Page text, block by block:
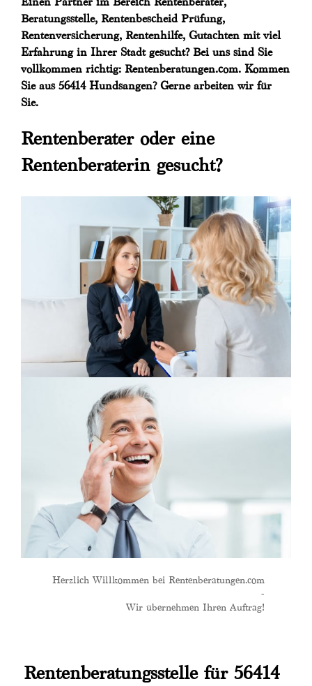
Beratungsstelle, Rentenbescheid Prüfung,
Rentenversicherung, Rentenhilfe, Gutachten mit viel
Erfahrung in Ihrer Stadt gesucht? Bei uns sind Sie
vollkommen richtig: Rentenberatungen.com. Kommen
Sie aus 56414 Hundsangen? Gerne arbeiten wir für
Sie.
Rentenberater oder eine
Rentenberaterin gesucht?
Herzlich Willkommen bei Rentenberatungen.com
-
Wir übernehmen Ihren Auftrag!
Rentenberatungsstelle für 56414